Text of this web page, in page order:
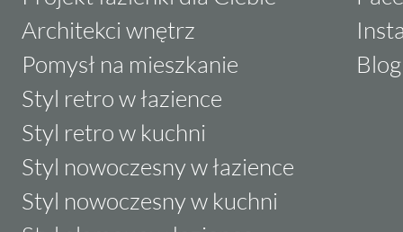
Architekci wnętrz
Pomysł na mieszkanie
Styl retro w łazience
Styl retro w kuchni
Styl nowoczesny w łazience
Styl nowoczesny w kuchni
Blog